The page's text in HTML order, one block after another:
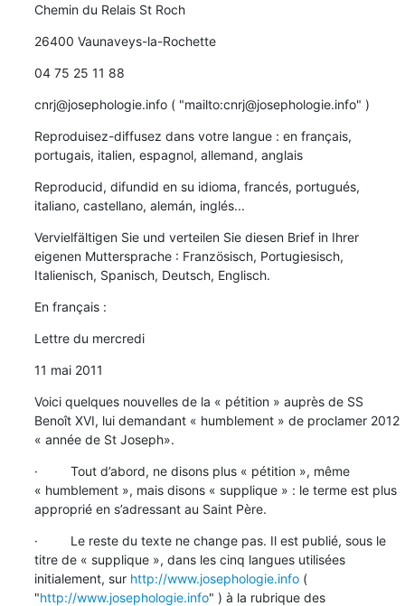
Chemin du Relais St Roch
26400 Vaunaveys-la-Rochette
04 75 25 11 88
cnrj@josephologie.info ( "mailto:cnrj@josephologie.info" )
Reproduisez-diffusez dans votre langue : en français,
portugais, italien, espagnol, allemand, anglais
Reproducid, difundid en su idioma, francés, portugués,
italiano, castellano, alemán, inglés...
Vervielfältigen Sie und verteilen Sie diesen Brief in Ihrer
eigenen Muttersprache : Französisch, Portugiesisch,
Italienisch, Spanisch, Deutsch, Englisch.
En français :
Lettre du mercredi
11 mai 2011
Voici quelques nouvelles de la « pétition » auprès de SS
Benoît XVI, lui demandant « humblement » de proclamer 2012
« année de St Joseph».
·         Tout d’abord, ne disons plus « pétition », même
« humblement », mais disons « supplique » : le terme est plus
approprié en s’adressant au Saint Père.
·         Le reste du texte ne change pas. Il est publié, sous le
titre de « supplique », dans les cinq langues utilisées
initialement, sur http://www.josephologie.info (
"http://www.josephologie.info" ) à la rubrique des